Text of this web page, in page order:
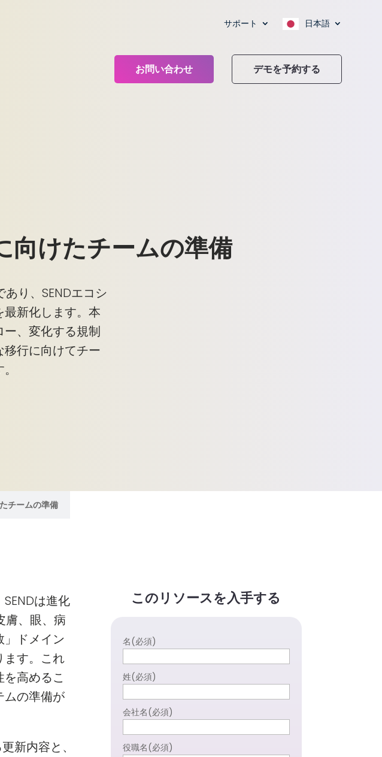
サポート 日本語
お問い合わせ デモを予約する
向けたチームの準備
り、SENDエコシ
新化します。本
、変化する規制
行に向けてチー
チームの準備
は進化
膚、眼、病
」ドメイン
ます。これ
高めるこ
ムの準備が
新内容と、
このリソースを入手する
名(必須)
姓(必須)
会社名(必須)
役職名(必須)